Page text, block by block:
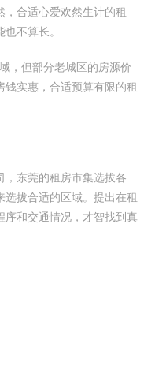
，合适心爱欢然生计的租
不算长。
，但部分老城区的房源价
实惠，合适预算有限的租
，东莞的租房市集选拔各
拔合适的区域。提出在租
序和交通情况，才智找到真